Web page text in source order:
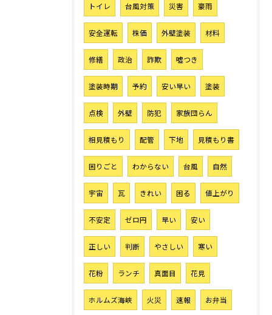
トイレ 台風対策 災害 豪雨
安全運転 株価 外壁塗装 材料
修繕 政治 詐欺 噓つき
塗装時期 予約 安い早い 塗装
点検 外壁 防犯 家族団らん
相見積もり 配管 下地 見積もり書
困りごと わからない 台風 自然
宇宙 瓦 きれい 困る 値上がり
不安定 ゼロ円 早い 安い
正しい 判断 やさしい 寒い
花粉 ランチ 真面目 花見
ホルムズ海峡 火災 速報 お弁当